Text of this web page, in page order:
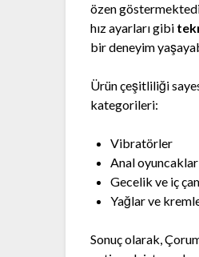
özen
hız ayarları gibi
bir deneyim
Ürün çeşitliliği
kategorileri:
Vibratörler
Anal oyuncaklar
Gecelik ve iç
Yağlar ve
Sonuç olarak,